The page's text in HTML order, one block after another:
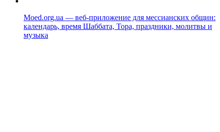
Moed.org.ua — веб-приложение для мессианских общин:
календарь, время Шаббата, Тора, праздники, молитвы и
музыка